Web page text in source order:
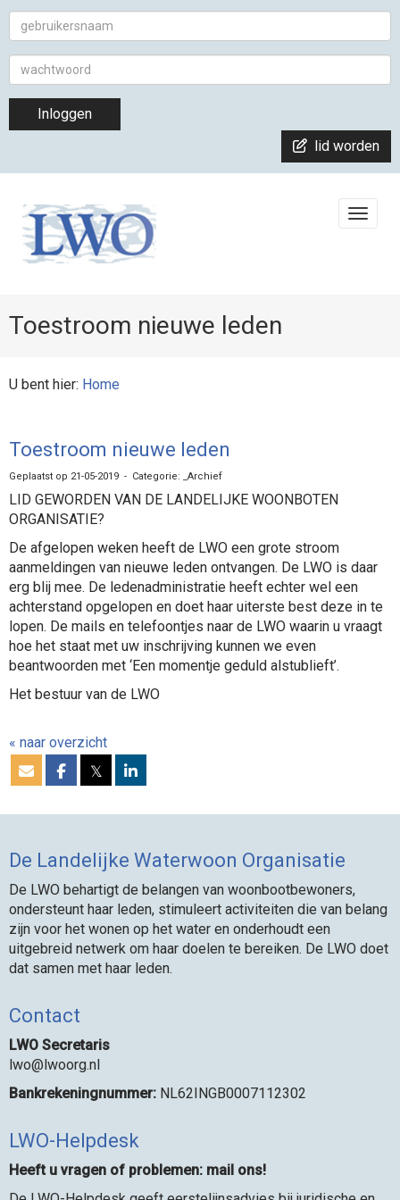
Inloggen
lid worden
Toestroom nieuwe leden
U bent hier: Home
Toestroom nieuwe leden
Geplaatst op 21-05-2019 - Categorie: _Archief
LID GEWORDEN VAN DE LANDELIJKE WOONBOTEN
ORGANISATIE?
De afgelopen weken heeft de LWO een grote stroom
aanmeldingen van nieuwe leden ontvangen. De LWO is daar
erg blij mee. De ledenadministratie heeft echter wel een
achterstand opgelopen en doet haar uiterste best deze in te
lopen. De mails en telefoontjes naar de LWO waarin u vraagt
hoe het staat met uw inschrijving kunnen we even
beantwoorden met ‘Een momentje geduld alstublieft’.
Het bestuur van de LWO
« naar overzicht
𝕏
De Landelijke Waterwoon Organisatie
De LWO behartigt de belangen van woonbootbewoners,
ondersteunt haar leden, stimuleert activiteiten die van belang
zijn voor het wonen op het water en onderhoudt een
uitgebreid netwerk om haar doelen te bereiken. De LWO doet
dat samen met haar leden.
Contact
LWO Secretaris
owl@lwoorg.nl
Bankrekeningnummer: NL62INGB0007112302
LWO-Helpdesk
Heeft u vragen of problemen: mail ons!